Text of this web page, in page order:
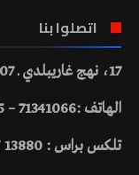
اتصلوا بنا
17، نهج غاريبلدي ـ 1007 تونس
الهاتف :71341066 – 71335025 – 71336386
تلكس براس : 13880 TN – تلفاكس :71336584